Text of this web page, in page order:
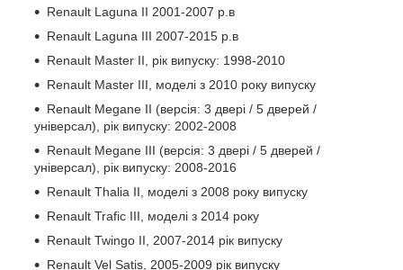
Renault Laguna II 2001-2007 р.в
Renault Laguna III 2007-2015 р.в
Renault Master II, рік випуску: 1998-2010
Renault Master III, моделі з 2010 року випуску
Renault Megane II (версія: 3 двері / 5 дверей /
універсал), рік випуску: 2002-2008
Renault Megane III (версія: 3 двері / 5 дверей /
універсал), рік випуску: 2008-2016
Renault Thalia II, моделі з 2008 року випуску
Renault Trafic III, моделі з 2014 року
Renault Twingo II, 2007-2014 рік випуску
Renault Vel Satis, 2005-2009 рік випуску